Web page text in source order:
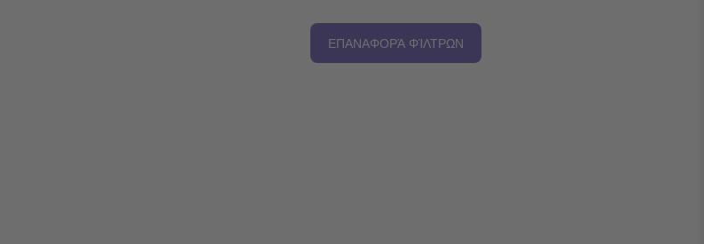
ΕΠΑΝΑΦΟΡΆ ΦΊΛΤΡΩΝ